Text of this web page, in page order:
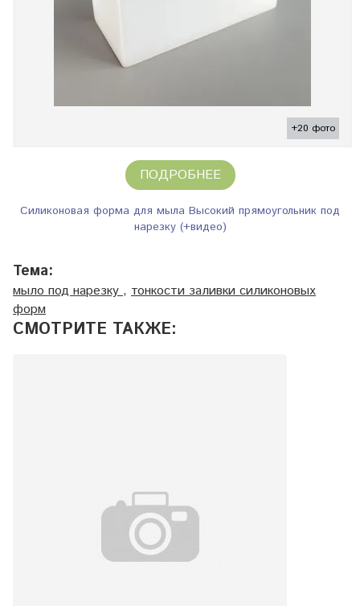
+20 фото
ПОДРОБНЕЕ
Силиконовая форма для мыла Высокий прямоугольник под
нарезку (+видео)
Тема:
мыло под нарезку, тонкости заливки силиконовых
форм
СМОТРИТЕ ТАКЖЕ: